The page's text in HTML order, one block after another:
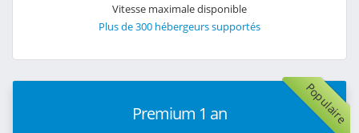
Vitesse maximale disponible
Plus de 300 hébergeurs supportés
Populaire
Premium 1 an